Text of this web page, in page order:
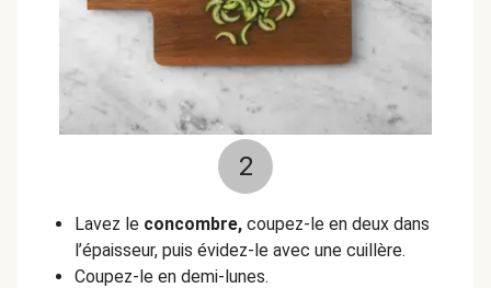
2
Lavez le concombre, coupez-le en deux dans
l’épaisseur, puis évidez-le avec une cuillère.
Coupez-le en demi-lunes.